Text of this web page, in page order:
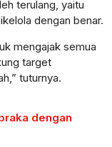
terulang, yaitu
dengan benar.
mengajak semua
target
tuturnya.
dengan